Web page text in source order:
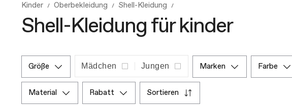
Kinder Oberbekleidung Shell-Kleidung
Shell-Kleidung für kinder
größe Mädchen Jungen marken farbe
material rabatt sortieren